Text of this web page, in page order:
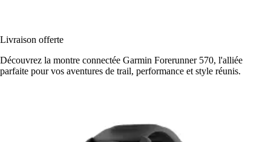
Livraison offerte
Découvrez la montre connectée Garmin Forerunner 570, l'alliée
parfaite pour vos aventures de trail, performance et style réunis.